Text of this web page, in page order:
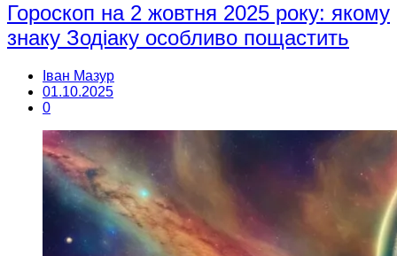
Гороскоп на 2 жовтня 2025 року: якому
знаку Зодіаку особливо пощастить
Іван Мазур
01.10.2025
0